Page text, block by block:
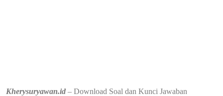
Kherysuryawan.id – Download Soal dan Kunci Jawaban